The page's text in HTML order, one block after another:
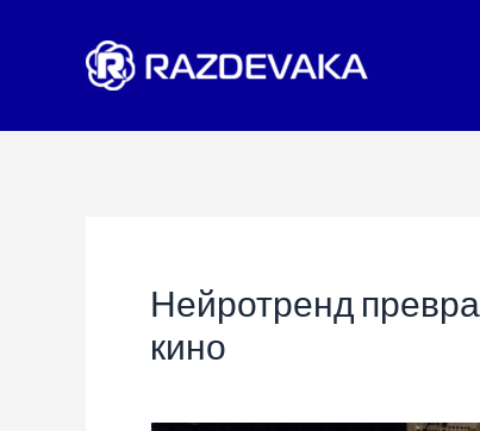
содержимому
Нейротренд
кино